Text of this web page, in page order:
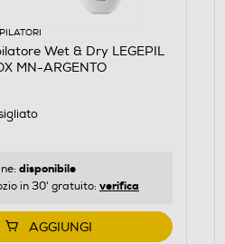
Wet & Dry LEGEPIL
MN-ARGENTO
disponibile
in 30' gratuito: verifica
AGGIUNGI